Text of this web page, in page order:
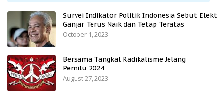
Survei Indikator Politik Indonesia Sebut
Ganjar Terus Naik dan Tetap Teratas
October 1, 2023
Bersama Tangkal Radikalisme Jelang
Pemilu 2024
August 27, 2023